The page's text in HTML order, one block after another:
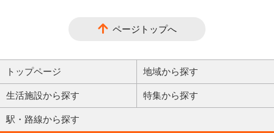
ページトップへ
トップページ 地域から探す
生活施設から探す 特集から探す
駅・路線から探す